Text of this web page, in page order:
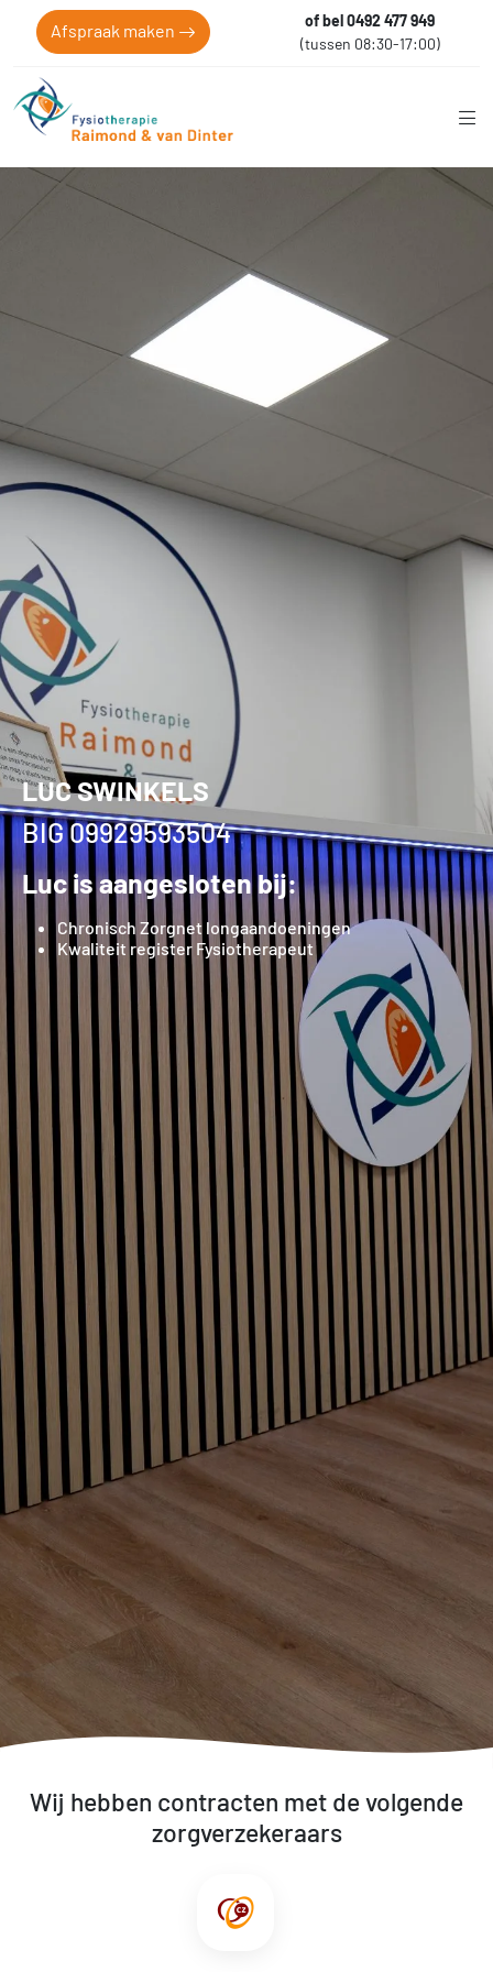
Afspraak maken
of bel 0492 477 949
(tussen 08:30-17:00)
LUC SWINKELS
BIG 09929593504
Luc is aangesloten bij:
Chronisch Zorgnet longaandoeningen
Kwaliteit register Fysiotherapeut
Wij hebben contracten met de volgende
zorgverzekeraars